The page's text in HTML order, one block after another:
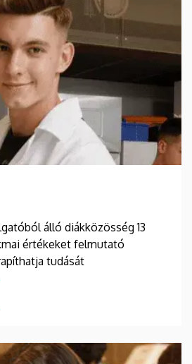
álló diákközösség 13
értékeket felmutató
tudását